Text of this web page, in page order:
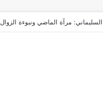
مرآة الماضي ونبوءة الزوال